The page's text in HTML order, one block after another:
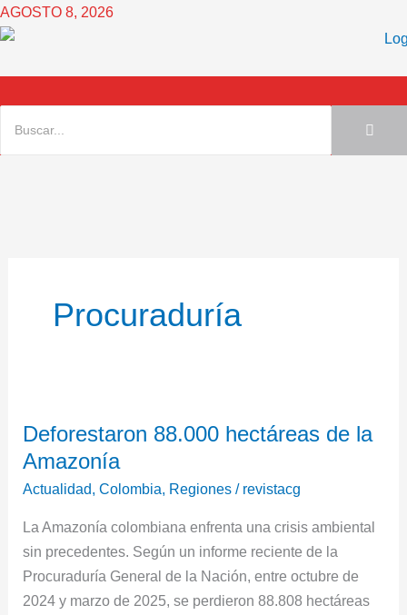
Ir
al
AGOSTO 8, 2026
Procuraduría
Deforestaron 88.000 hectáreas de la
Amazonía
Actualidad,Colombia, Regiones / revistacg
La Amazonía colombiana enfrenta una crisis ambiental
sin precedentes. Según un informe reciente de la
Procuraduría General de la Nación, entre octubre de
2024 y marzo de 2025, se perdieron 88.808 hectáreas
88.000
hectáreas
de
Amazonía